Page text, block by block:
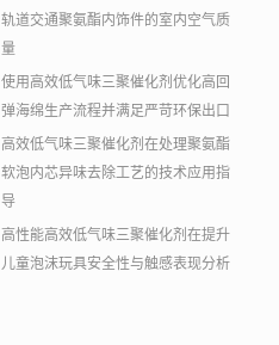
轨道交通聚氨酯内饰件的室内空气质
量
使用高效低气味三聚催化剂优化高回
弹海绵生产流程并满足严苛环保出口
高效低气味三聚催化剂在处理聚氨酯
软泡内芯异味去除工艺的技术应用指
导
高性能高效低气味三聚催化剂在提升
儿童泡沫玩具安全性与触感表现分析